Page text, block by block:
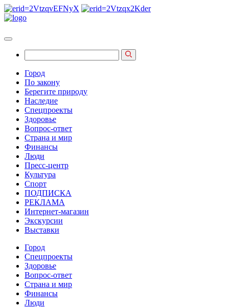
Город
По закону
Берегите природу
Наследие
Спецпроекты
Здоровье
Вопрос-ответ
Страна и мир
Финансы
Люди
Пресс-центр
Культура
Спорт
ПОДПИСКА
РЕКЛАМА
Интернет-магазин
Экскурсии
Выставки
Город
Спецпроекты
Здоровье
Вопрос-ответ
Страна и мир
Финансы
Люди